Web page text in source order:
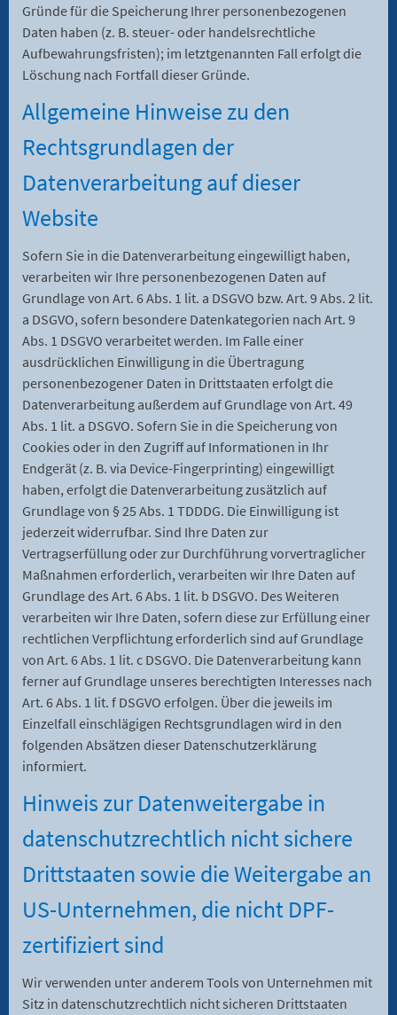
Gründe für die Speicherung Ihrer personenbezogenen
Daten haben (z. B. steuer- oder handelsrechtliche
Aufbewahrungsfristen); im letztgenannten Fall erfolgt die
Löschung nach Fortfall dieser Gründe.
Allgemeine Hinweise zu den
Rechtsgrundlagen der
Datenverarbeitung auf dieser
Website
Sofern Sie in die Datenverarbeitung eingewilligt haben,
verarbeiten wir Ihre personenbezogenen Daten auf
Grundlage von Art. 6 Abs. 1 lit. a DSGVO bzw. Art. 9 Abs. 2 lit.
a DSGVO, sofern besondere Datenkategorien nach Art. 9
Abs. 1 DSGVO verarbeitet werden. Im Falle einer
ausdrücklichen Einwilligung in die Übertragung
personenbezogener Daten in Drittstaaten erfolgt die
Datenverarbeitung außerdem auf Grundlage von Art. 49
Abs. 1 lit. a DSGVO. Sofern Sie in die Speicherung von
Cookies oder in den Zugriff auf Informationen in Ihr
Endgerät (z. B. via Device-Fingerprinting) eingewilligt
haben, erfolgt die Datenverarbeitung zusätzlich auf
Grundlage von § 25 Abs. 1 TDDDG. Die Einwilligung ist
jederzeit widerrufbar. Sind Ihre Daten zur
Vertragserfüllung oder zur Durchführung vorvertraglicher
Maßnahmen erforderlich, verarbeiten wir Ihre Daten auf
Grundlage des Art. 6 Abs. 1 lit. b DSGVO. Des Weiteren
verarbeiten wir Ihre Daten, sofern diese zur Erfüllung einer
rechtlichen Verpflichtung erforderlich sind auf Grundlage
von Art. 6 Abs. 1 lit. c DSGVO. Die Datenverarbeitung kann
ferner auf Grundlage unseres berechtigten Interesses nach
Art. 6 Abs. 1 lit. f DSGVO erfolgen. Über die jeweils im
Einzelfall einschlägigen Rechtsgrundlagen wird in den
folgenden Absätzen dieser Datenschutzerklärung
informiert.
Hinweis zur Datenweitergabe in
datenschutzrechtlich nicht sichere
Drittstaaten sowie die Weitergabe an
US-Unternehmen, die nicht DPF-
zertifiziert sind
Wir verwenden unter anderem Tools von Unternehmen mit
Sitz in datenschutzrechtlich nicht sicheren Drittstaaten